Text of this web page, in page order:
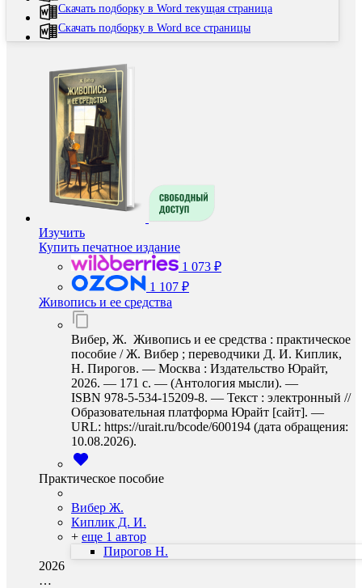
Скачать подборку в Word текущая страница
Скачать подборку в Word все страницы
Изучить
Купить печатное издание
1 073 ₽
1 107 ₽
Живопись и ее средства
Вибер, Ж. Живопись и ее средства : практическое
пособие / Ж. Вибер ; переводчики Д. И. Киплик,
Н. Пирогов. — Москва : Издательство Юрайт,
2026. — 171 с. — (Антология мысли). —
ISBN 978-5-534-15209-8. — Текст : электронный //
Образовательная платформа Юрайт [сайт]. —
URL: https://urait.ru/bcode/600194 (дата обращения:
10.08.2026).
Практическое пособие
Вибер Ж.
Киплик Д. И.
+ еще 1 автор
Пирогов Н.
2026
…